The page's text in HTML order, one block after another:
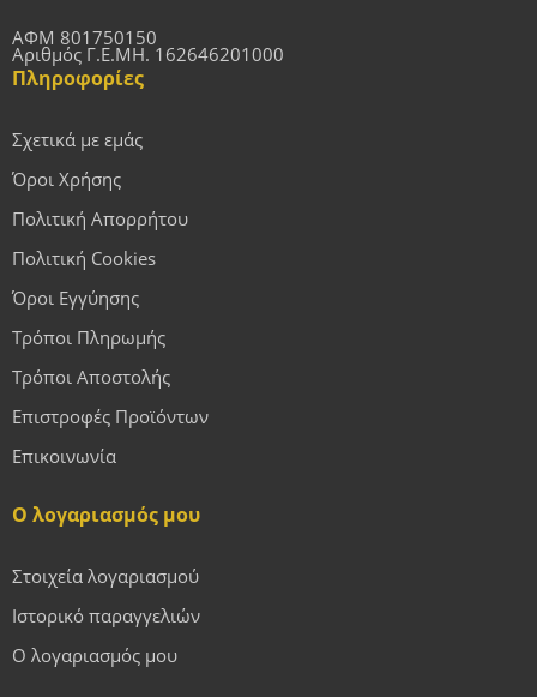
ΑΦΜ 801750150
Αριθμός Γ.Ε.ΜΗ. 162646201000
Πληροφορίες
Σχετικά με εμάς
Όροι Χρήσης
Πολιτική Απορρήτου
Πολιτική Cookies
Όροι Εγγύησης
Τρόποι Πληρωμής
Τρόποι Αποστολής
Επιστροφές Προϊόντων
Επικοινωνία
Ο λογαριασμός μου
Στοιχεία λογαριασμού
Ιστορικό παραγγελιών
Ο λογαριασμός μου